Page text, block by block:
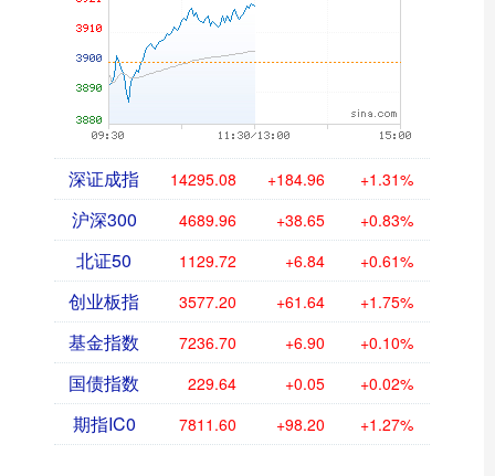
深证成指 14295.08 +184.96 +1.31%
沪深300 4689.96 +38.65 +0.83%
北证50 1129.72 +6.84 +0.61%
创业板指 3577.20 +61.64 +1.75%
基金指数 7236.70 +6.90 +0.10%
国债指数 229.64 +0.05 +0.02%
期指IC0 7811.60 +98.20 +1.27%